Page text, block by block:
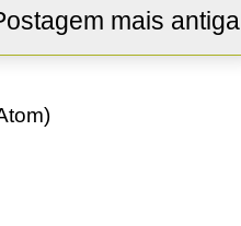
mais antiga